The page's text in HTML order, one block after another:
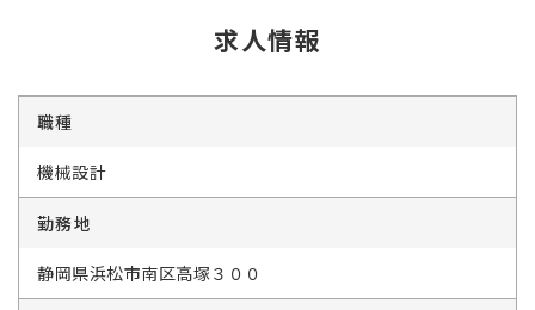
求人情報
職種
機械設計
勤務地
静岡県浜松市南区高塚３００